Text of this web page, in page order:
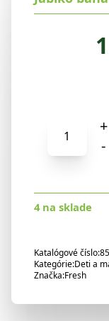
Fresh
detská
kapsička
bez
banán
broskyňa
+
-
4 na sklade
Katalógové číslo:
Kategórie:Deti a
Značka:Fresh